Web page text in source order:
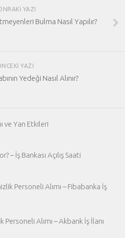
YAZI
Bulma Nasıl Yapılır?
YAZI
Yedeği Nasıl Alınır?
ve Yan Etkileri
– İş Bankası Açılış Saati
Personeli Alımı – Fibabanka İş
Alımı – Akbank İş İlanı